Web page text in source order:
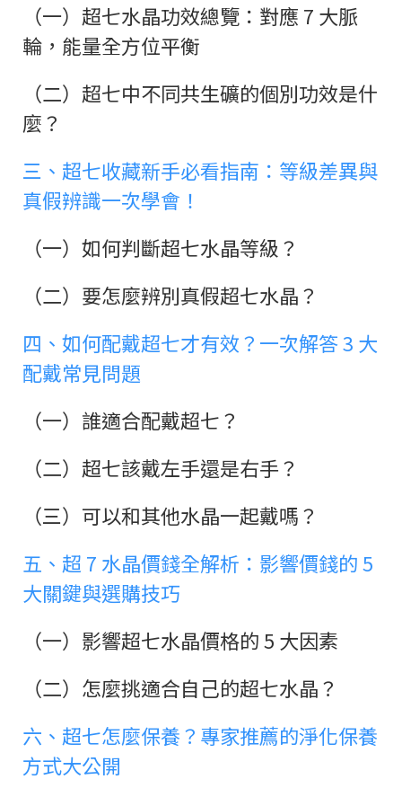
（一）超七水晶功效總覽：對應 7 大脈
輪，能量全方位平衡
（二）超七中不同共生礦的個別功效是什
麼？
三、超七收藏新手必看指南：等級差異與
真假辨識一次學會！
（一）如何判斷超七水晶等級？
（二）要怎麼辨別真假超七水晶？
四、如何配戴超七才有效？一次解答 3 大
配戴常見問題
（一）誰適合配戴超七？
（二）超七該戴左手還是右手？
（三）可以和其他水晶一起戴嗎？
五、超 7 水晶價錢全解析：影響價錢的 5
大關鍵與選購技巧
（一）影響超七水晶價格的 5 大因素
（二）怎麼挑適合自己的超七水晶？
六、超七怎麼保養？專家推薦的淨化保養
方式大公開